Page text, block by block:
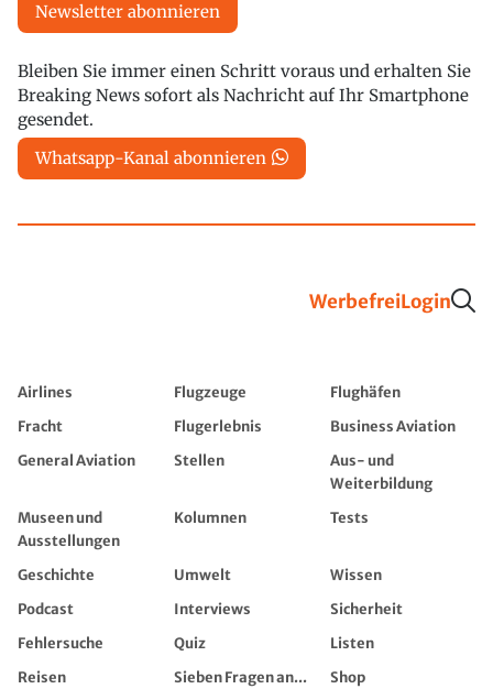
Newsletter abonnieren
Bleiben Sie immer einen Schritt voraus und erhalten Sie
Breaking News sofort als Nachricht auf Ihr Smartphone
gesendet.
Whatsapp-Kanal abonnieren
WerbefreiLogin
Airlines Flugzeuge
Flughäfen
Fracht
Flugerlebnis
Business Aviation
General Aviation
Stellen
Aus- und
Weiterbildung
Museen und
Ausstellungen
Kolumnen Tests
Geschichte Umwelt
Wissen
Podcast
Interviews
Sicherheit
Fehlersuche
Quiz
Listen
Reisen
Sieben Fragen an...
Shop